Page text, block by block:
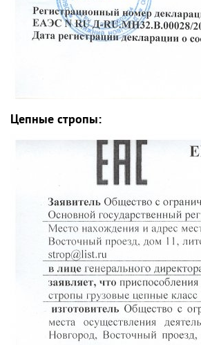
Цепные стропы: